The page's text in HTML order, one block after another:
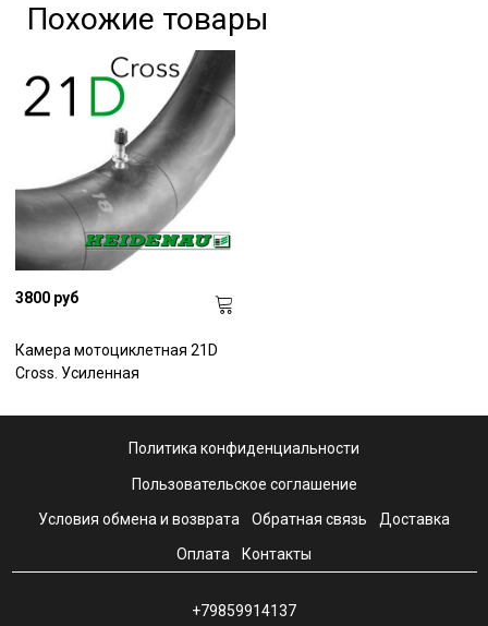
Похожие товары
3800 руб
Камера мотоциклетная 21D
Cross. Усиленная
Политика конфиденциальности
Пользовательское соглашение
Условия обмена и возврата Обратная связь Доставка
Оплата Контакты
+79859914137